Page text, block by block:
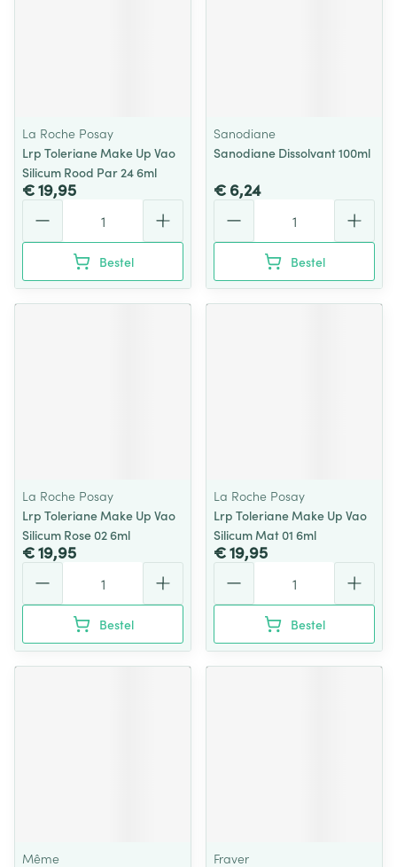
La Roche Posay
Lrp Toleriane Make Up Vao
Silicum Rood Par 24 6ml
€ 19,95
Bestel
Sanodiane
Sanodiane Dissolvant 100ml
€ 6,24
Bestel
La Roche Posay
Lrp Toleriane Make Up Vao
Silicum Rose 02 6ml
€ 19,95
Bestel
La Roche Posay
Lrp Toleriane Make Up Vao
Silicum Mat 01 6ml
€ 19,95
Bestel
Même
Fraver